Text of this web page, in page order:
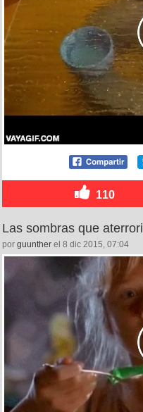
110
Las sombras que
por guunther el 8 dic 2015, 07:04